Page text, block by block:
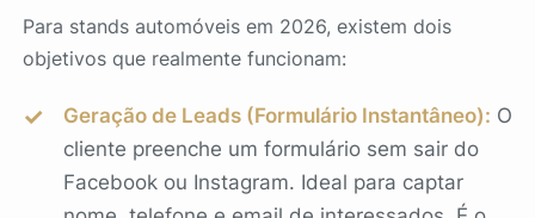
Para stands automóveis em 2026, existem dois
objetivos que realmente funcionam:
Geração de Leads (Formulário Instantâneo): O
cliente preenche um formulário sem sair do
Facebook ou Instagram. Ideal para captar